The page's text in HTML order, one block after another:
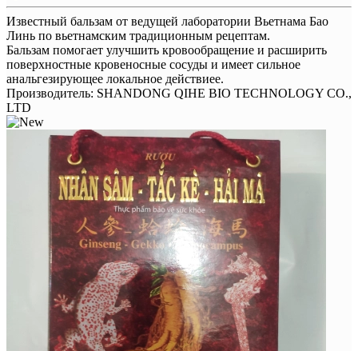
Известный бальзам от ведущей лаборатории Вьетнама Бао
Линь по вьетнамским традиционным рецептам.
Бальзам помогает улучшить кровообращение и расширить
поверхностные кровеносные сосуды и имеет сильное
анальгезирующее локальное действиее.
Производитель: SHANDONG QIHE BIO TECHNOLOGY CO.,
LTD